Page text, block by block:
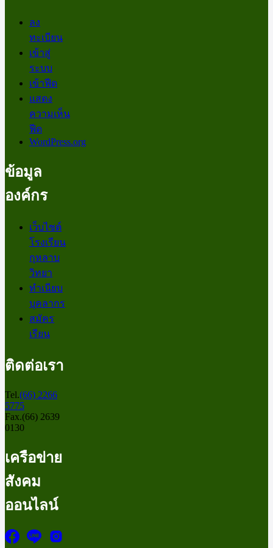
ลง
ทะเบียน
เข้าสู่
ระบบ
เข้าฟีด
แสดง
ความเห็น
ฟีด
WordPress.org
ข้อมูล
องค์กร
เว็บไซต์
โรงเรียน
กุหลาบ
วิทยา
ทำเนียบ
บุคลากร
สมัคร
เรียน
ติดต่อเรา
Tel.(66) 2266
5775
Fax.(66) 2639
0130
เครือข่าย
สังคม
ออนไลน์